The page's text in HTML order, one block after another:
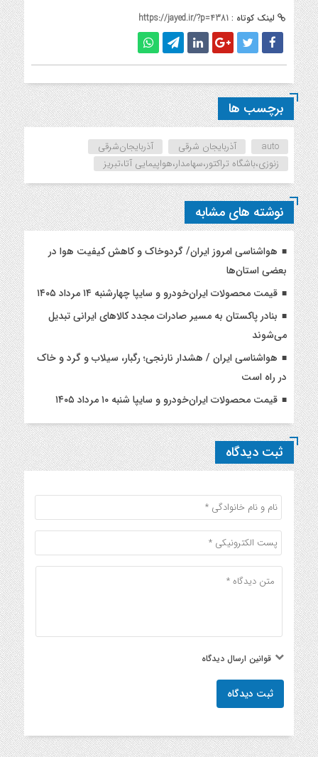
لینک کوتاه : https://jayed.ir/?p=4381
برچسب ها
auto آذربایجان شرقی
آذربایجان‌شرقی
زنوزی،باشگاه تراکتور،سهامدار،هواپیمایی آتا،تبریز
نوشته های مشابه
هواشناسی امروز ایران/ گردوخاک و کاهش کیفیت هوا در
بعضی استان‌ها
قیمت محصولات ایران‌خودرو و سایپا چهارشنبه ۱۴ مرداد ۱۴۰۵
بنادر پاکستان به مسیر صادرات مجدد کالاهای ایرانی تبدیل
می‌شوند
هواشناسی ایران / هشدار نارنجی؛ رگبار، سیلاب و گرد و خاک
در راه است
قیمت محصولات ایران‌خودرو و سایپا شنبه ۱۰ مرداد ۱۴۰۵
ثبت دیدگاه
قوانین ارسال دیدگاه
ثبت دیدگاه